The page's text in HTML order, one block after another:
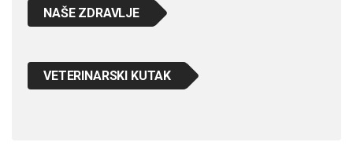
NAŠE ZDRAVLJE
VETERINARSKI KUTAK